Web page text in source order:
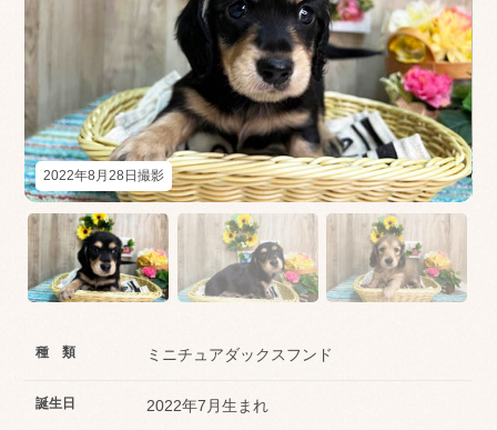
2022年8月28日撮影
種 類 ミニチュアダックスフンド
誕生日 2022年7月生まれ